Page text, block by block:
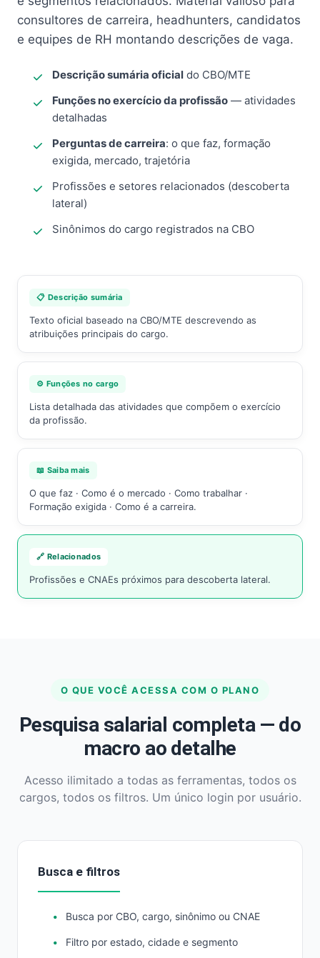
consultores de carreira, headhunters, candidatos
e equipes de RH montando descrições de vaga.
Descrição sumária oficial do CBO/MTE
Funções no exercício da profissão — atividades
detalhadas
Perguntas de carreira: o que faz, formação
exigida, mercado, trajetória
Profissões e setores relacionados (descoberta
lateral)
Sinônimos do cargo registrados na CBO
📋 Descrição sumária
Texto oficial baseado na CBO/MTE descrevendo as
atribuições principais do cargo.
⚙️ Funções no cargo
Lista detalhada das atividades que compõem o exercício
da profissão.
📖 Saiba mais
O que faz · Como é o mercado · Como trabalhar ·
Formação exigida · Como é a carreira.
🔗 Relacionados
Profissões e CNAEs próximos para descoberta lateral.
O QUE VOCÊ ACESSA COM O PLANO
Pesquisa salarial completa — do
macro ao detalhe
Acesso ilimitado a todas as ferramentas, todos os
cargos, todos os filtros. Um único login por usuário.
Busca e filtros
Busca por CBO, cargo, sinônimo ou CNAE
Filtro por estado, cidade e segmento